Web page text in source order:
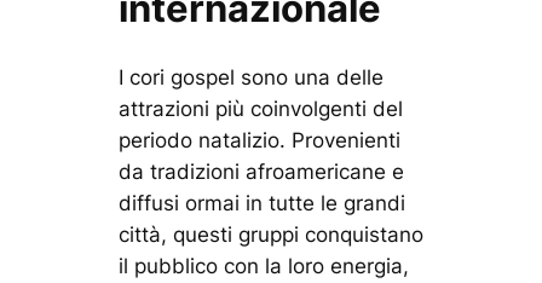
I cori gospel sono una delle
attrazioni più coinvolgenti del
periodo natalizio. Provenienti
da tradizioni afroamericane e
diffusi ormai in tutte le grandi
città, questi gruppi conquistano
il pubblico con la loro energia,